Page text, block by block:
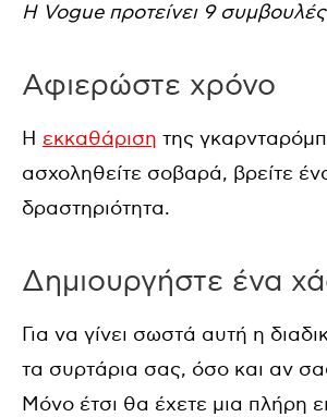
Η Vogue προτείνει 9
Αφιερώστε χρόνο
Η εκκαθάριση της
ασχοληθείτε σοβαρά, βρείτε
δραστηριότητα.
Δημιουργήστε ένα
Για να γίνει σωστά αυτή η
τα συρτάρια σας, όσο και αν
Μόνο έτσι θα έχετε μια πλήρη